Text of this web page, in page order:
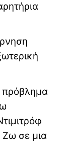
Ζω σε μια